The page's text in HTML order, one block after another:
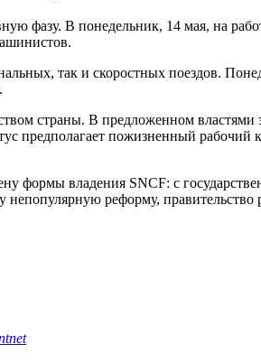
фазу. В понедельник, 14 мая, на
так и скоростных поездов.
страны. В предложенном властями
предполагает пожизненный рабочий
формы владения SNCF: с
реформу,